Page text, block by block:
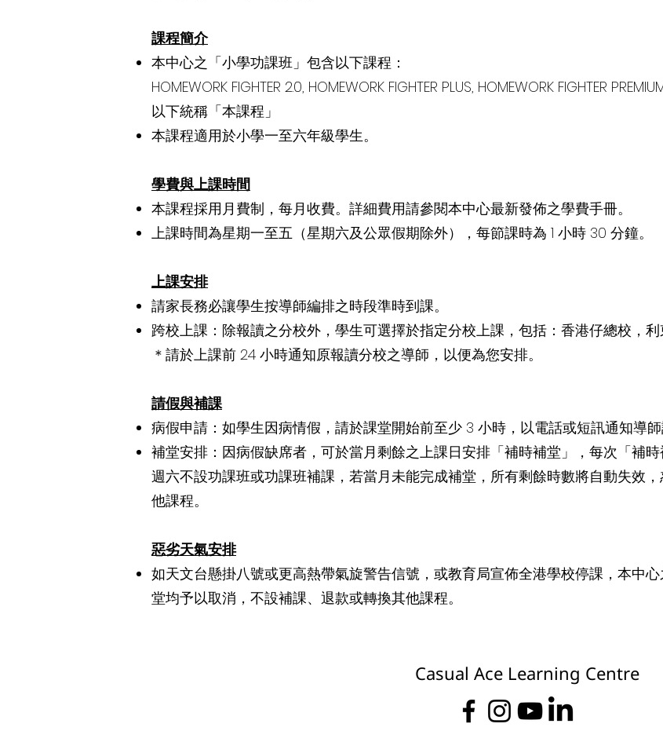
課程簡介
本中心之「小學功課班」包含以下課程：
HOMEWORK FIGHTER 2.0, HOMEWORK FIGHTER PLUS, HOMEWORK FIGHTER
以下統稱「本課程」
本課程適用於小學一至六年級學生。
學費與上課時間
本課程採用月費制，每月收費。詳細費用請參閱本中心最新發佈之學費手冊。
上課時間為星期一至五（星期六及公眾假期除外），每節課時為 1 小時 30 分鐘。
上課安排
請家長務必讓學生按導師編排之時段準時到課。
跨校上課：除報讀之分校外，學生可選擇於指定分校上課，包括：香港仔總校，
＊請於上課前 24 小時通知原報讀分校之導師，以便為您安排。
請假與補課
病假申請：如學生因病情假，請於課堂開始前至少 3 小時，以電話或短訊通知導師
補堂安排：因病假缺席者，可於當月剩餘之上課日安排「補時補堂」，每次「補時
週六不設功課班或功課班補課，若當月未能完成補堂，所有剩餘時數將自動失效
他課程。
惡劣天氣安排
如天文台懸掛八號或更高熱帶氣旋警告信號，或教育局宣佈全港學校停課，本中
堂均予以取消，不設補課、退款或轉換其他課程。
Casual Ace Learning Centre